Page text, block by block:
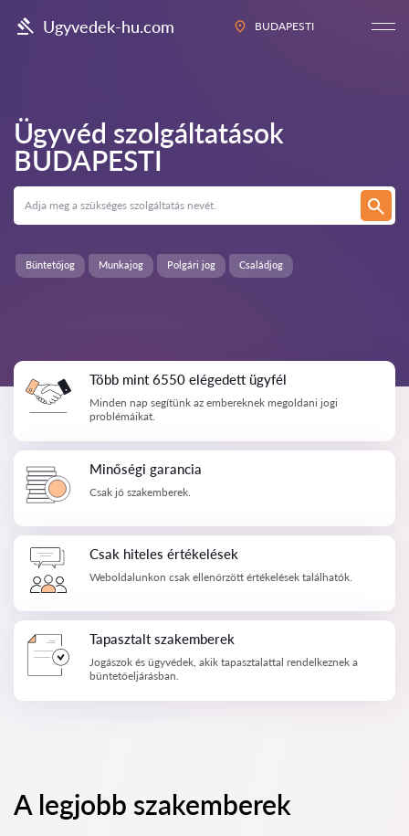
Ugyvedek-hu.com BUDAPESTI
Ügyvéd szolgáltatások
BUDAPESTI
Családjog
Büntetőjog Munkajog Polgári jog
Több mint 6550 elégedett ügyfél
Minden nap segítünk az embereknek megoldani jogi
problémáikat.
Minőségi garancia
Csak jó szakemberek.
Csak hiteles értékelések
Weboldalunkon csak ellenőrzött értékelések találhatók.
Tapasztalt szakemberek
Jogászok és ügyvédek, akik tapasztalattal rendelkeznek a
büntetőeljárásban.
A legjobb szakemberek